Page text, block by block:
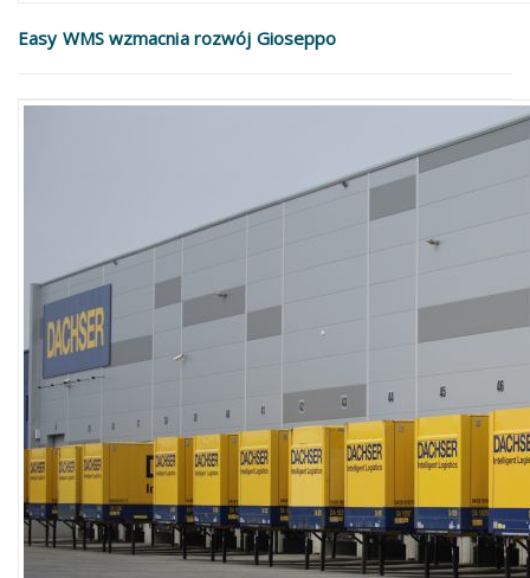
Easy WMS wzmacnia rozwój Gioseppo